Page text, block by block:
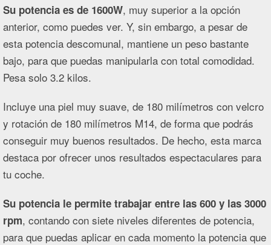
Su potencia es de 1600W, muy superior a la opción
anterior, como puedes ver. Y, sin embargo, a pesar de
esta potencia descomunal, mantiene un peso bastante
bajo, para que puedas manipularla con total comodidad.
Pesa solo 3.2 kilos.
Incluye una piel muy suave, de 180 milímetros con velcro
y rotación de 180 milímetros M14, de forma que podrás
conseguir muy buenos resultados. De hecho, esta marca
destaca por ofrecer unos resultados espectaculares para
tu coche.
Su potencia le permite trabajar entre las 600 y las 3000
rpm, contando con siete niveles diferentes de potencia,
para que puedas aplicar en cada momento la potencia que